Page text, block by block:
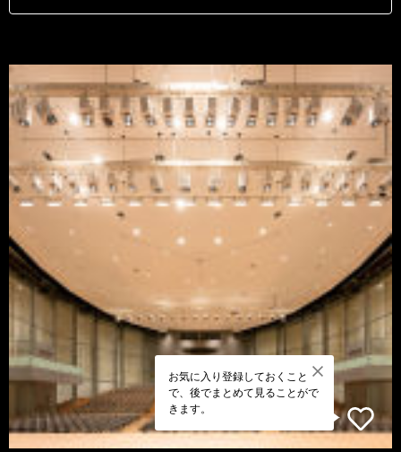
お気に入り登録しておくこと
で、後でまとめて見ることがで
きます。